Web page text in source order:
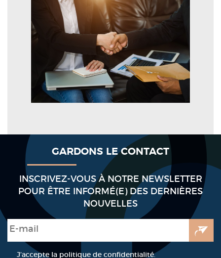
GARDONS LE CONTACT
INSCRIVEZ-VOUS À NOTRE NEWSLETTER
POUR ÊTRE INFORMÉ(E) DES DERNIÈRES
NOUVELLES
E-mail
RGPD *
J’accepte la politique de confidentialité.